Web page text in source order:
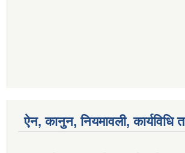
ऐन, कानुन, नियमावली, कार्यविधि